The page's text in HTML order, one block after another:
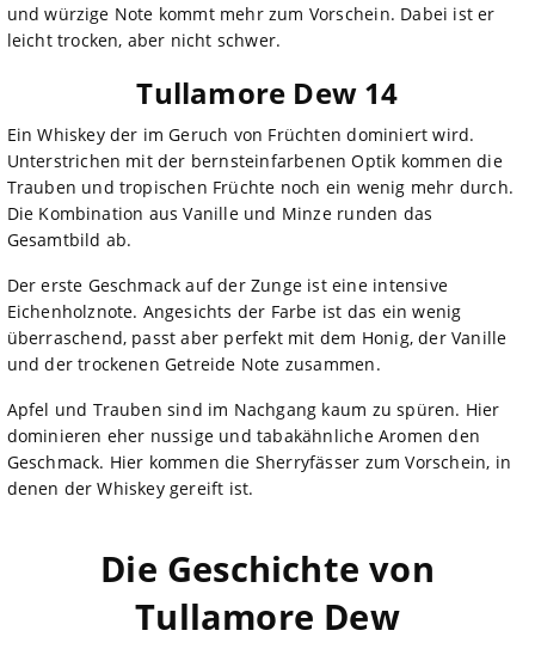
und würzige Note kommt mehr zum Vorschein. Dabei ist er
leicht trocken, aber nicht schwer.
Tullamore Dew 14
Ein Whiskey der im Geruch von Früchten dominiert wird.
Unterstrichen mit der bernsteinfarbenen Optik kommen die
Trauben und tropischen Früchte noch ein wenig mehr durch.
Die Kombination aus Vanille und Minze runden das
Gesamtbild ab.
Der erste Geschmack auf der Zunge ist eine intensive
Eichenholznote. Angesichts der Farbe ist das ein wenig
überraschend, passt aber perfekt mit dem Honig, der Vanille
und der trockenen Getreide Note zusammen.
Apfel und Trauben sind im Nachgang kaum zu spüren. Hier
dominieren eher nussige und tabakähnliche Aromen den
Geschmack. Hier kommen die Sherryfässer zum Vorschein, in
denen der Whiskey gereift ist.
Die Geschichte von
Tullamore Dew